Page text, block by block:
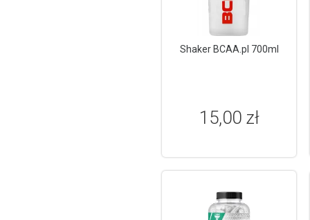
Shaker BCAA.pl 700ml
15,00 zł